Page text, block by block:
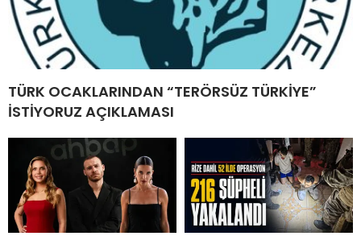
TÜRK OCAKLARINDAN “TERÖRSÜZ TÜRKİYE”
İSTİYORUZ AÇIKLAMASI